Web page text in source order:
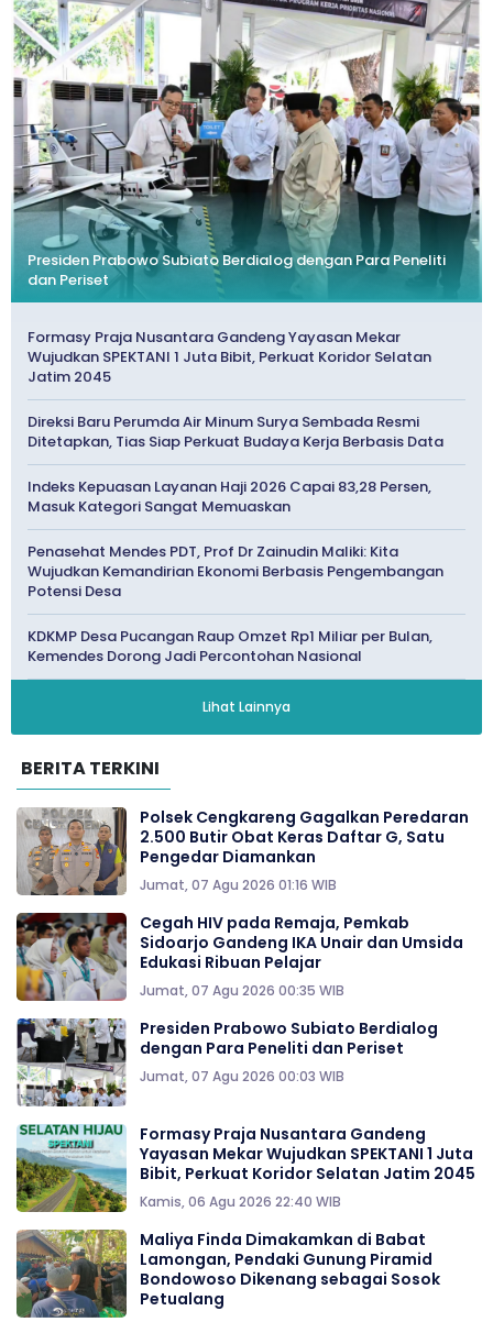
Presiden Prabowo Subiato Berdialog dengan Para Peneliti
dan Periset
Formasy Praja Nusantara Gandeng Yayasan Mekar
Wujudkan SPEKTANI 1 Juta Bibit, Perkuat Koridor Selatan
Jatim 2045
Direksi Baru Perumda Air Minum Surya Sembada Resmi
Ditetapkan, Tias Siap Perkuat Budaya Kerja Berbasis Data
Indeks Kepuasan Layanan Haji 2026 Capai 83,28 Persen,
Masuk Kategori Sangat Memuaskan
Penasehat Mendes PDT, Prof Dr Zainudin Maliki: Kita
Wujudkan Kemandirian Ekonomi Berbasis Pengembangan
Potensi Desa
KDKMP Desa Pucangan Raup Omzet Rp1 Miliar per Bulan,
Kemendes Dorong Jadi Percontohan Nasional
Lihat Lainnya
BERITA TERKINI
Polsek Cengkareng Gagalkan Peredaran
2.500 Butir Obat Keras Daftar G, Satu
Pengedar Diamankan
Jumat, 07 Agu 2026 01:16 WIB
Cegah HIV pada Remaja, Pemkab
Sidoarjo Gandeng IKA Unair dan Umsida
Edukasi Ribuan Pelajar
Jumat, 07 Agu 2026 00:35 WIB
Presiden Prabowo Subiato Berdialog
dengan Para Peneliti dan Periset
Jumat, 07 Agu 2026 00:03 WIB
Formasy Praja Nusantara Gandeng
Yayasan Mekar Wujudkan SPEKTANI 1 Juta
Bibit, Perkuat Koridor Selatan Jatim 2045
Kamis, 06 Agu 2026 22:40 WIB
Maliya Finda Dimakamkan di Babat
Lamongan, Pendaki Gunung Piramid
Bondowoso Dikenang sebagai Sosok
Petualang